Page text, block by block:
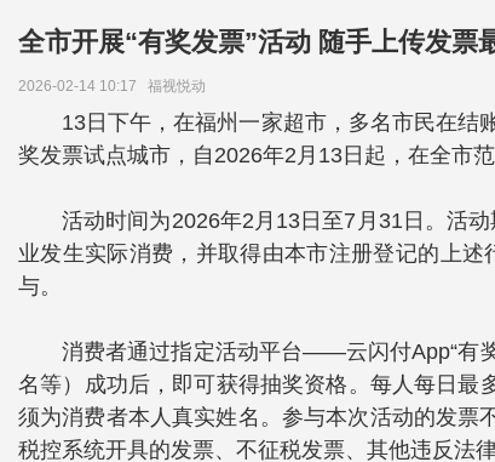
全市开展“有奖发票”活动 随手上传发票
2026-02-14 10:17 福视悦动
13日下午，在福州一家超市，多名市民在结
奖发票试点城市，自2026年2月13日起，在全市范
活动时间为2026年2月13日至7月31日。活
业发生实际消费，并取得由本市注册登记的上
与。
消费者通过指定活动平台——云闪付App“有
名等）成功后，即可获得抽奖资格。每人每日
须为消费者本人真实姓名。参与本次活动的发票
税控系统开具的发票、不征税发票、其他违反法